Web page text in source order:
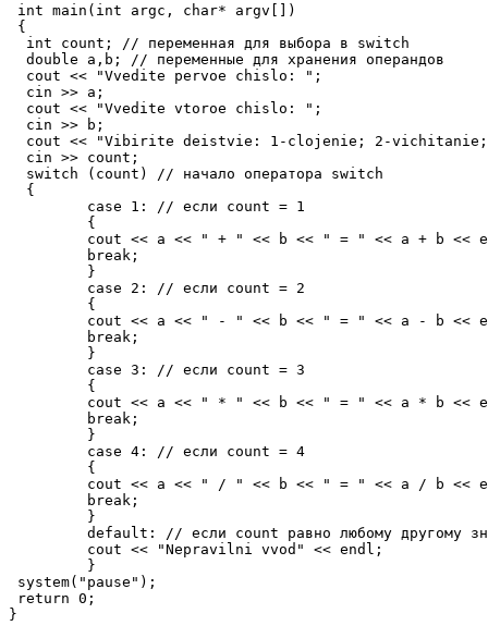
int main(int argc, char* argv[])
{
  int count; // переменная для выбора в switch
  double a,b; // переменные для хранения операндов
  cout << "Vvedite pervoe chislo: ";
  cin >> a;
  cout << "Vvedite vtoroe chislo: ";
  cin >> b;
cout << "Vibirite deistvie: 1-clojenie; 2-
  cin >> count;
  switch (count) // начало оператора switch
  {
system("pause");
return 0;
}